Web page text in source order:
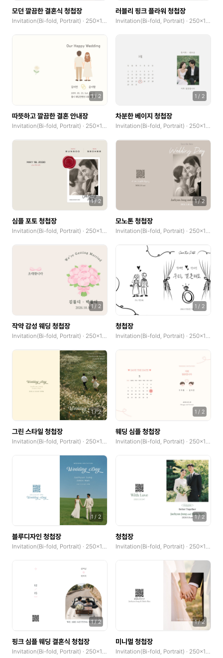
모던 깔끔한 결혼식 청첩장
Invitation(Bi-fold, Portrait) · 250x185mm
러블리 핑크 플라워 청첩장
Invitation(Bi-fold, Portrait) · 250x185mm
1/ 2
따뜻하고 깔끔한 결혼 안내장
Invitation(Bi-fold, Portrait) · 250x185mm
1 / 2
차분한 베이지 청첩장
Invitation(Bi-fold, Portrait) · 250x185mm
1/2
심플 포토 청첩장
Invitation(Bi-fold, Portrait) · 250x185mm
1/2
모노톤 청첩장
Invitation(Bi-fold, Portrait) · 250x185mm
1 / 2
작약 감성 웨딩 청첩장
Invitation(Bi-fold, Portrait) · 250x185mm
1 / 2
청첩장
Invitation(Bi-fold, Portrait) · 250x185mm
1/2
그린 스타일 청첩장
1 / 2
웨딩 심플 청첩장
1 / 2
블루디자인 청첩장
1/2
청첩장
1/2
핑크 심플 웨딩 결혼식 청첩장
1/2
미니멀 청첩장
Community Banner
Web Banner(Horizontal)
Album Cover
Blog Graphic
Poster(Landscape)
Flyer
Letterhead
Business Cards(Horizontal)
Business Cards(Vertical)
Postcard(Landscape)
Postcard(Portrait)
Banner(Square, x0.1)
Banner(Vertical, x0.1)
Invitation(Single-fold, Landscape)
Invitation(Bi-fold, Landscape)
Invitation(Bi-fold, Portrait)
Photocard
Photocard(Portrait)
Photocard(Landscape)
X-Banner(x0.1)
coupons vertical
Custom Sticker(Midium)
Custom Sticker(Large)
Cover